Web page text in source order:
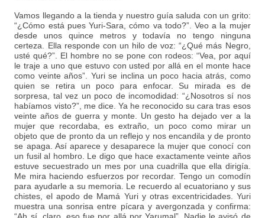
Vamos llegando a la tienda y nuestro guía saluda con un grito:
“¿Cómo está pues Yuri-Sara, cómo va todo?”. Veo a la mujer
desde unos quince metros y todavía no tengo ninguna
certeza. Ella responde con un hilo de voz: “¿Qué más Negro,
usté qué?”. El hombre no se pone con rodeos: “Vea, por aquí
le traje a uno que estuvo con usted por allá en el monte hace
como veinte años”. Yuri se inclina un poco hacia atrás, como
quien se retira un poco para enfocar. Su mirada es de
sorpresa, tal vez un poco de incomodidad: “¿Nosotros sí nos
habíamos visto?”, me dice. Ya he reconocido su cara tras esos
veinte años de guerra y monte. Un gesto ha dejado ver a la
mujer que recordaba, es extraño, un poco como mirar un
objeto que de pronto da un reflejo y nos encandila y de pronto
se apaga. Así aparece y desaparece la mujer que conocí con
un fusil al hombro. Le digo que hace exactamente veinte años
estuve secuestrado un mes por una cuadrilla que ella dirigía.
Me mira haciendo esfuerzos por recordar. Tengo un comodín
para ayudarle a su memoria. Le recuerdo al ecuatoriano y sus
chistes, el apodo de Mamá Yuri y otras excentricidades. Yuri
muestra una sonrisa entre pícara y avergonzada y confirma:
“Ah sí, claro, eso fue por allá por Yarumal”. Nadie le avisó de